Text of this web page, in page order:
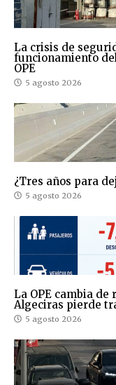
La crisis de
funcionamiento
OPE
5 agosto 2026
¿Tres años para
5 agosto 2026
La OPE cambia
Algeciras pierde
5 agosto 2026